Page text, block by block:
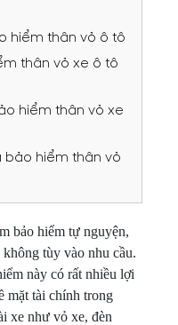
hiểm thân vỏ ô tô
thân vỏ xe ô tô
hiểm thân vỏ xe
bảo hiểm thân vỏ
bảo hiểm tự nguyện,
tùy vào nhu cầu.
này có rất nhiều lợi
mặt tài chính trong
xe như vỏ xe, đèn